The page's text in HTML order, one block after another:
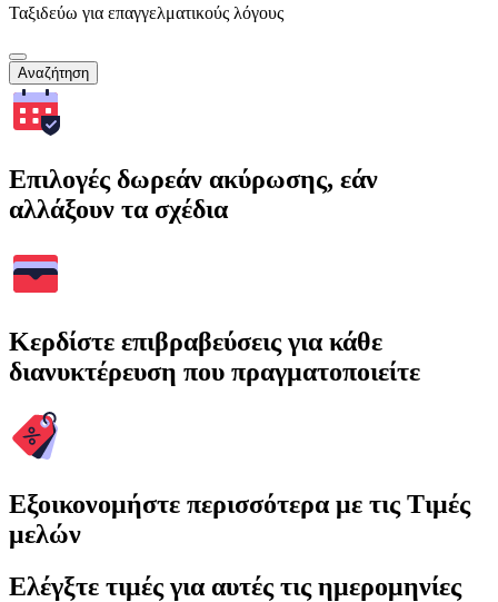
Ταξιδεύω για επαγγελματικούς λόγους
Αναζήτηση
Επιλογές δωρεάν ακύρωσης, εάν
αλλάξουν τα σχέδια
Κερδίστε επιβραβεύσεις για κάθε
διανυκτέρευση που πραγματοποιείτε
Εξοικονομήστε περισσότερα με τις Τιμές
μελών
Ελέγξτε τιμές για αυτές τις ημερομηνίες